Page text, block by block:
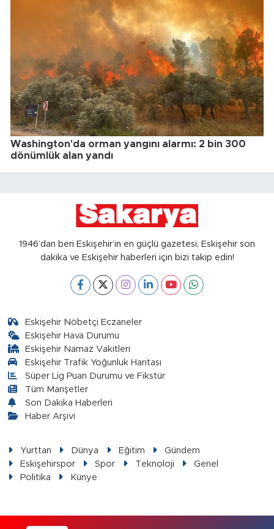
Washington'da orman yangını alarmı: 2 bin 300
dönümlük alan yandı
1946’dan beri Eskişehir’in en güçlü gazetesi, Eskişehir son
dakika ve Eskişehir haberleri için bizi takip edin!
Eskişehir Nöbetçi Eczaneler
Eskişehir Hava Durumu
Eskişehir Namaz Vakitleri
Eskişehir Trafik Yoğunluk Haritası
Süper Lig Puan Durumu ve Fikstür
Tüm Manşetler
Son Dakika Haberleri
Haber Arşivi
Yurttan Dünya Eğitim
Gündem
Eskişehirspor
Spor Teknoloji
Genel
Politika
Künye